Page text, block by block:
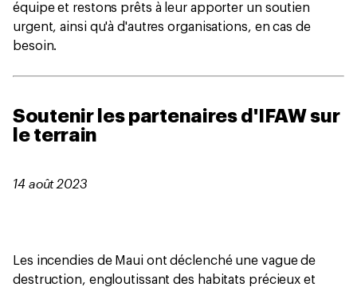
équipe et restons prêts à leur apporter un soutien
urgent, ainsi qu'à d'autres organisations, en cas de
besoin.
Soutenir les partenaires d'IFAW sur
le terrain
14 août 2023
Les incendies de Maui ont déclenché une vague de
destruction, engloutissant des habitats précieux et